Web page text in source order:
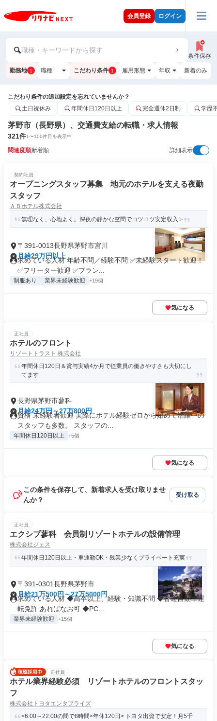
会員登録 ログイン
職種・キーワードから探す
条件保存
勤務地 1 職種 こだわり条件 1 雇用形態 年収 新着のみ
こだわり条件の追加設定を忘れていませんか？
土日祝休み
年間休日120日以上 完全週休2日制 学歴
茅野市（長野県）、交通費支給の転職・求人情報
321件1〜100件目を表示中
関連度順新着順 詳細表示
契約社員
オープニングスタッフ募集 地元のホテルを支える夜勤
スタッフ
ＡＢホテル株式会社
無理なく、心地よく。深夜の静かな空間でコツコツ安定収入✨
〒391-0013長野県茅野市宮川
月給29万円以上
求めている人材 年齢不問／経験不問 ✅未経験スタート歓迎！
✅フリーター歓迎 ✅ブラン...
制服あり 業界未経験歓迎 +19個
気になる
正社員
ホテルのフロント
リゾートトラスト 株式会社
年間休日120日＆賞与実績4か月で従業員の働きやすさも大切にし
てます
長野県茅野市蓼科
月給24万円～27万800円
資格 未経験者歓迎 実際にホテル経験ゼロから始めて活躍中の
スタッフも多数。 スタッフの...
年間休日120日以上 +5個
気になる
この条件を保存して、新着求人を受け取りませ
んか？
受け取る
正社員
エクシブ蓼科 会員制リゾートホテルの設備管理
株式会社ジェス
年間休日120日以上・車通勤OK・残業少なくプライベート充実
〒391-0301長野県茅野市
月給21万500円～27万5000円
求めている人材 ◆高卒以上、経験・知識不問 ◆普通自動車運
転免許 あればなお可 ◆PC...
業界未経験歓迎 +15個
気になる
正社員
ホテル業界経験必須 リゾートホテルのフロントスタッ
フ
株式会社トヨタエンタプライズ
<6:00～22:00の間で8時間×年休120日> トヨタ出資で安定！月5千